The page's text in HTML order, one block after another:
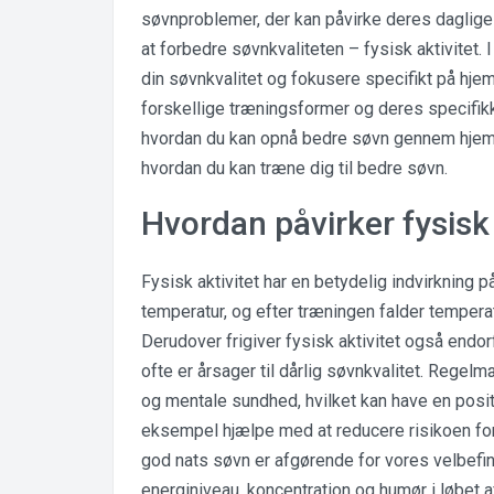
søvnproblemer, der kan påvirke deres
at forbedre søvnkvaliteten – fysisk aktivitet.
din søvnkvalitet og fokusere specifikt på
forskellige træningsformer og deres
hvordan du kan opnå bedre søvn gennem
hvordan du kan træne dig til bedre søvn.
Hvordan påvirker
Fysisk aktivitet har en betydelig indvirkning
temperatur, og efter træningen falder
Derudover frigiver fysisk aktivitet også
ofte er årsager til dårlig søvnkvalitet.
og mentale sundhed, hvilket kan have en
eksempel hjælpe med at reducere risikoen
god nats søvn er afgørende for vores